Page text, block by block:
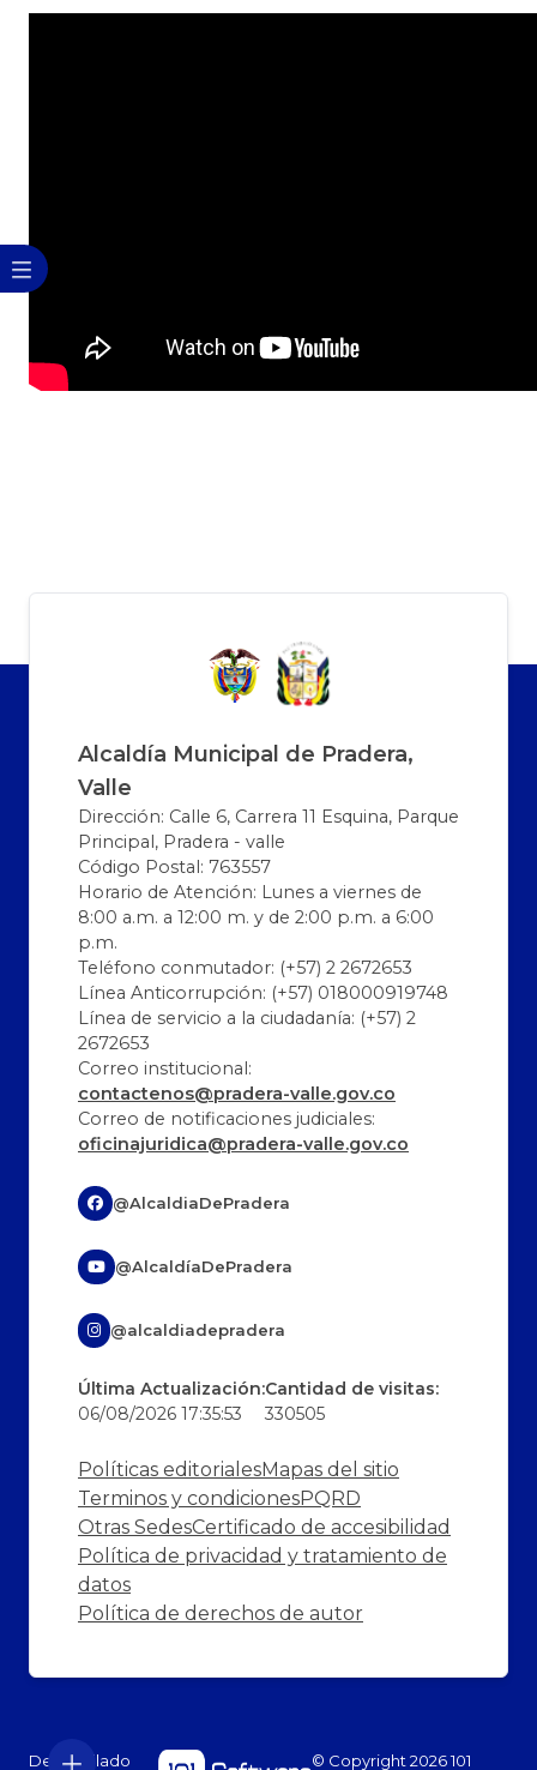
Alcaldía Municipal de Pradera,
Valle
Dirección: Calle 6, Carrera 11 Esquina, Parque
Principal, Pradera - valle
Código Postal: 763557
Horario de Atención: Lunes a viernes de
8:00 a.m. a 12:00 m. y de 2:00 p.m. a 6:00
p.m.
Teléfono conmutador: (+57) 2 2672653
Línea Anticorrupción: (+57) 018000919748
Línea de servicio a la ciudadanía: (+57) 2
2672653
Correo institucional:
contactenos@pradera-valle.gov.co
Correo de notificaciones judiciales:
oficinajuridica@pradera-valle.gov.co
@AlcaldiaDePradera
@AlcaldíaDePradera
@alcaldiadepradera
Última Actualización:
06/08/2026 17:35:53
Cantidad de visitas:
330505
Políticas editorialesMapas del sitio
Terminos y condicionesPQRD
Otras SedesCertificado de accesibilidad
Política de privacidad y tratamiento de
datos
Política de derechos de autor
Desarrollado © Copyright2026101